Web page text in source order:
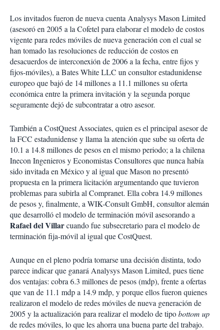
Los invitados fueron de nueva cuenta Analysys Mason Limited
(asesoró en 2005 a la Cofetel para elaborar el modelo de costos
vigente para redes móviles de nueva generación con el cual se
han tomado las resoluciones de reducción de costos en
desacuerdos de interconexión de 2006 a la fecha, entre fijos y
fijos-móviles), a Bates White LLC un consultor estadunidense
europeo que bajó de 14 millones a 11.1 millones su oferta
económica entre la primera invitación y la segunda porque
seguramente dejó de subcontratar a otro asesor.
También a CostQuest Associates, quien es el principal asesor de
la FCC estadunidense y llama la atención que sube su oferta de
10.1 a 14.8 millones de pesos en el mismo periodo; a la chilena
Inecon Ingenieros y Economistas Consultores que nunca había
sido invitada en México y al igual que Mason no presentó
propuesta en la primera licitación argumentando que tuvieron
problemas para subirla al Compranet. Ella cobra 14.9 millones
de pesos y, finalmente, a WIK-Consult GmbH, consultor alemán
que desarrolló el modelo de terminación móvil asesorando a
Rafael del Villarcuando fue subsecretario para el modelo de
terminación fija-móvil al igual que CostQuest.
Aunque en el pleno podría tomarse una decisión distinta, todo
parece indicar que ganará Analysys Mason Limited, pues tiene
dos ventajas: cobra 6.3 millones de pesos (mdp), frente a ofertas
que van de 11.1 mdp a 14.9 mdp, y porque ellos fueron quienes
realizaron el modelo de redes móviles de nueva generación de
2005 y la actualización para realizar el modelo de tipobottom up
de redes móviles, lo que les ahorra una buena parte del trabajo.